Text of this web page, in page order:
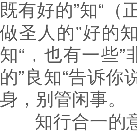
既有好的”知“（
做圣人的”好的
知“，也有一些
的”良知“告诉你
身，别管闲事。
知行合一的